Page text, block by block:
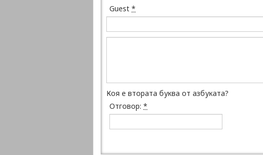
Guest *
Коя е втората буква от азбуката?
Отговор: *